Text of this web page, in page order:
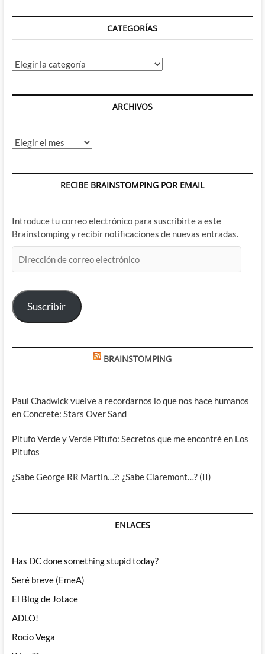
CATEGORÍAS
Categorías
ARCHIVOS
Archivos
RECIBE BRAINSTOMPING POR EMAIL
Introduce tu correo electrónico para suscribirte a este
Brainstomping y recibir notificaciones de nuevas entradas.
de
electrónico
Suscribir
BRAINSTOMPING
Paul Chadwick vuelve a recordarnos lo que nos hace humanos
en Concrete: Stars Over Sand
Pitufo Verde y Verde Pitufo: Secretos que me encontré en Los
Pitufos
¿Sabe George RR Martin…?: ¿Sabe Claremont…? (II)
ENLACES
Has DC done something stupid today?
Seré breve (EmeA)
El Blog de Jotace
ADLO!
Rocío Vega